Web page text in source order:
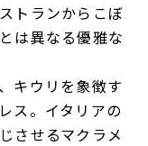
トランからこぼ
は異なる優雅な
キウリを象徴す
ス。イタリアの
させるマクラメ